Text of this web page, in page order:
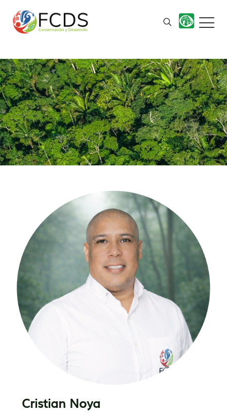
Cristian Noya